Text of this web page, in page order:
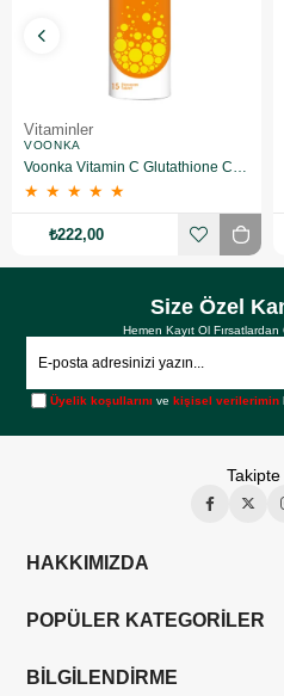
Vitaminler
VOONKA
Voonka Vitamin C Glutathione Complex Efervesan 15 Tablet
★ ★ ★ ★ ★
₺222,00
Size Özel
Hemen Kayıt Ol
Üyelik koşullarını vekişisel verilerimin
Takipte
HAKKIMIZDA
POPÜLER KATEGORİLER
BİLGİLENDİRME